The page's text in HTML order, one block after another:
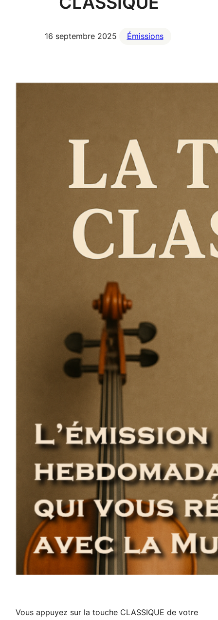
16 septembre 2025 Émissions
Vous appuyez sur la touche CLASSIQUE de votre